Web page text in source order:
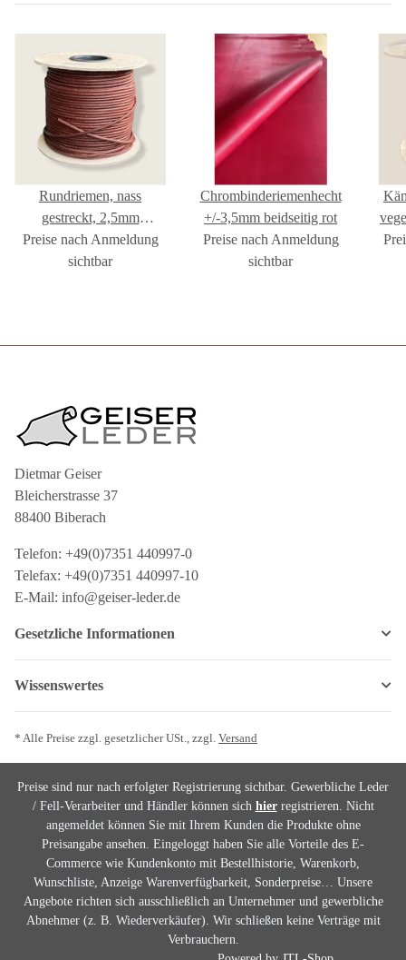
Rundriemen, nass
gestreckt, 2,5mm
dunkelbraun
Preise nach Anmeldung
sichtbar
Chrombinderiemenhecht
+/-3,5mm beidseitig rot
Preise nach Anmeldung
sichtbar
Dietmar Geiser
Bleicherstrasse 37
88400 Biberach
Telefon: +49(0)7351 440997-0
Telefax: +49(0)7351 440997-10
E-Mail: info@geiser-leder.de
Gesetzliche Informationen
Wissenswertes
* Alle Preise zzgl. gesetzlicher USt., zzgl. Versand
Preise sind nur nach erfolgter Registrierung sichtbar. Gewerbliche Leder
/ Fell-Verarbeiter und Händler können sich hierregistrieren. Nicht
angemeldet können Sie mit Ihrem Kunden die Produkte ohne
Preisangabe ansehen. Eingeloggt haben Sie alle Vorteile des E-
Commerce wie Kundenkonto mit Bestellhistorie, Warenkorb,
Wunschliste, Anzeige Warenverfügbarkeit, Sonderpreise… Unsere
Angebote richten sich ausschließlich an Unternehmer und gewerbliche
Abnehmer (z. B. Wiederverkäufer). Wir schließen keine Verträge mit
Verbrauchern.